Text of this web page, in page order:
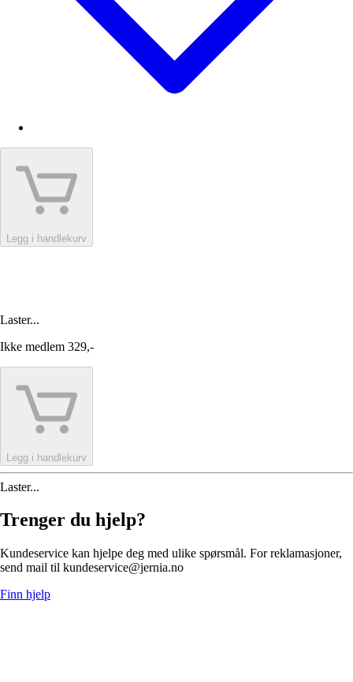
Legg i handlekurv
Laster...
Ikke medlem 329,-
Legg i handlekurv
Laster...
Trenger du hjelp?
Kundeservice kan hjelpe deg med ulike spørsmål. For reklamasjoner,
send mail til kundeservice@jernia.no
Finn hjelp